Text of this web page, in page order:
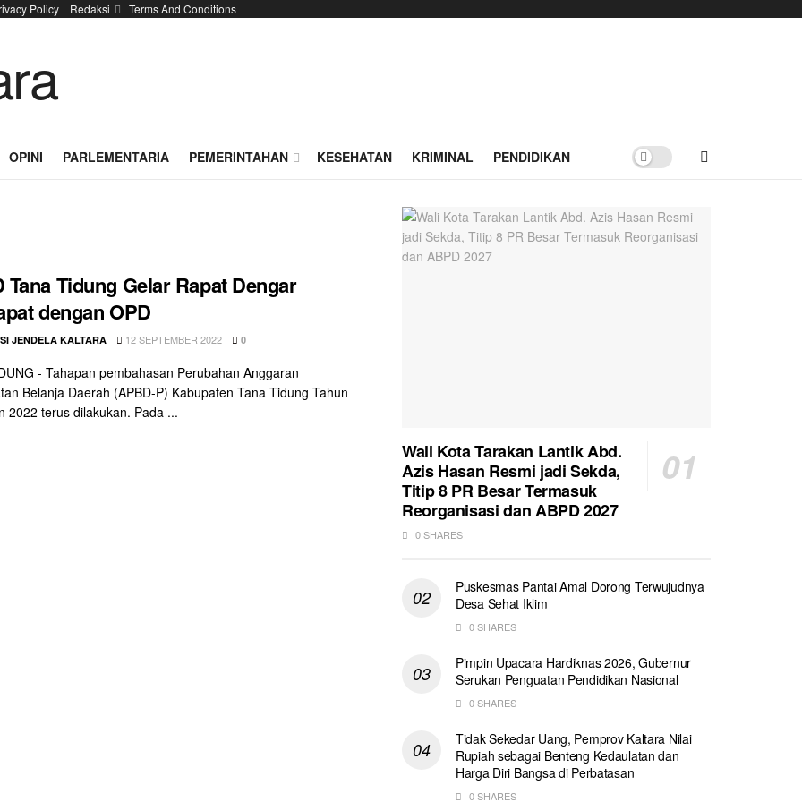
Policy Redaksi Terms And Conditions
OPINI PARLEMENTARIA PEMERINTAHAN KESEHATAN KRIMINAL PENDIDIKAN
Tana Tidung Gelar Rapat Dengar
dengan OPD
JENDELA KALTARA 12 SEPTEMBER 2022 0
- Tahapan pembahasan Perubahan Anggaran
Belanja Daerah (APBD-P) Kabupaten Tana Tidung Tahun
2022 terus dilakukan. Pada ...
Wali Kota Tarakan Lantik Abd.
Azis Hasan Resmi jadi Sekda,
Titip 8 PR Besar Termasuk
Reorganisasi dan ABPD 2027
0 SHARES
Puskesmas Pantai Amal Dorong Terwujudnya
Desa Sehat Iklim
0 SHARES
Pimpin Upacara Hardiknas 2026, Gubernur
Serukan Penguatan Pendidikan Nasional
0 SHARES
Tidak Sekedar Uang, Pemprov Kaltara Nilai
Rupiah sebagai Benteng Kedaulatan dan
Harga Diri Bangsa di Perbatasan
0 SHARES